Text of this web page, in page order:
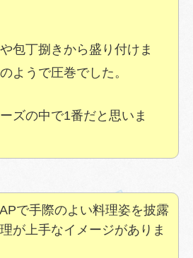
包丁捌きから盛り付けま
ようで圧巻でした。
ズの中で1番だと思いま
で手際のよい料理姿を披露
が上手なイメージがありま